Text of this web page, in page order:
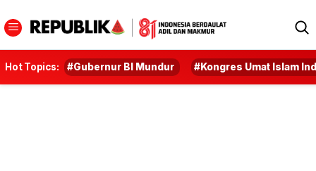
Hot Topics: #Gubernur BI Mundur #Kongres Umat Islam